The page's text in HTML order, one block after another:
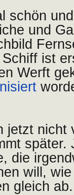
schön
und
ist
Werft
jetzt nicht
später.
die
will,
gleich ab.